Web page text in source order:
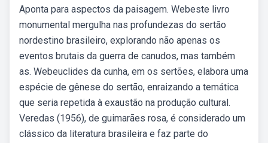
Aponta para aspectos da paisagem. Webeste livro
monumental mergulha nas profundezas do sertão
nordestino brasileiro, explorando não apenas os
eventos brutais da guerra de canudos, mas também
as. Webeuclides da cunha, em os sertões, elabora uma
espécie de gênese do sertão, enraizando a temática
que seria repetida à exaustão na produção cultural.
Veredas (1956), de guimarães rosa, é considerado um
clássico da literatura brasileira e faz parte do